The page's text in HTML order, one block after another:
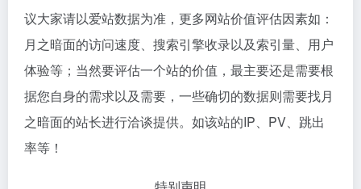
议大家请以爱站数据为准，更多网站价值评估因素如：
月之暗面的访问速度、搜索引擎收录以及索引量、用户
体验等；当然要评估一个站的价值，最主要还是需要根
据您自身的需求以及需要，一些确切的数据则需要找月
之暗面的站长进行洽谈提供。如该站的IP、PV、跳出
率等！